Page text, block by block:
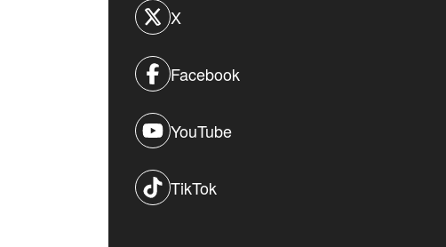
X
Facebook
YouTube
TikTok